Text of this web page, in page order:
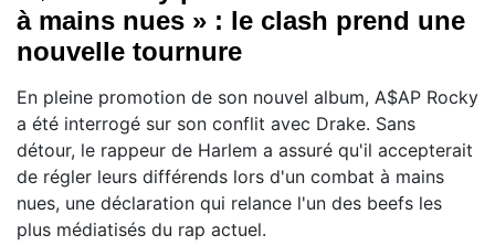
à mains nues » : le clash prend une
nouvelle tournure
En pleine promotion de son nouvel album, A$AP Rocky
a été interrogé sur son conflit avec Drake. Sans
détour, le rappeur de Harlem a assuré qu'il accepterait
de régler leurs différends lors d'un combat à mains
nues, une déclaration qui relance l'un des beefs les
plus médiatisés du rap actuel.